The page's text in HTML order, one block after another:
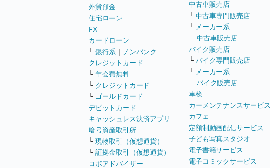
外貨預金
住宅ローン
FX
カードローン
└ 銀行系 ｜
ノンバンク
クレジットカード
└ 年会費無料
└ クレジットカード
└ ゴールドカード
デビットカード
キャッシュレス決済アプリ
暗号資産取引所
└ 現物取引（仮想通貨）
└ 証拠金取引（仮想通貨）
ロボアドバイザー
中古車販売店
└ 中古車専門販売店
└ メーカー系
中古車販売店
バイク販売店
└ バイク専門販売店
└ メーカー系
バイク販売店
車検
カーメンテナンスサービス
カフェ
定額制動画配信サービス
子ども写真スタジオ
電子書籍サービス
電子コミックサービス